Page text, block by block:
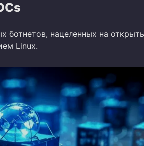
ботнетов, нацеленных на
Linux.